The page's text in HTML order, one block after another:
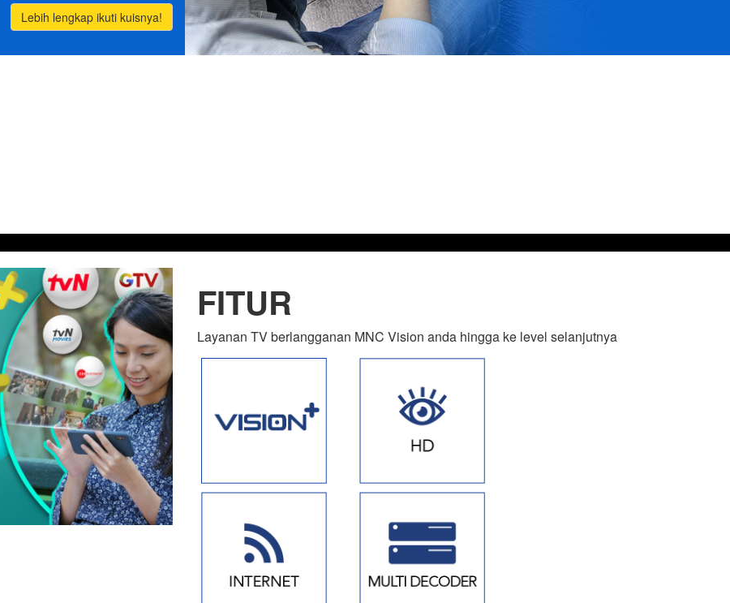
Lebih lengkap ikuti kuisnya!
FITUR
Layanan TV berlangganan MNC Vision anda hingga ke level selanjutnya